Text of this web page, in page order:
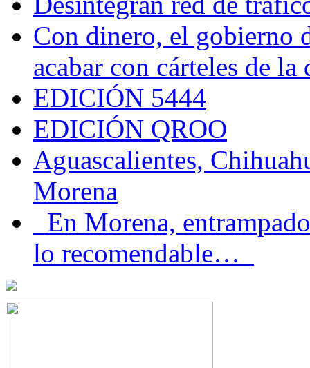
Con dinero, el gobierno
acabar con cárteles de la
EDICIÓN 5444
EDICIÓN QROO
Aguascalientes,
Morena
En Morena,
lo recomendable…